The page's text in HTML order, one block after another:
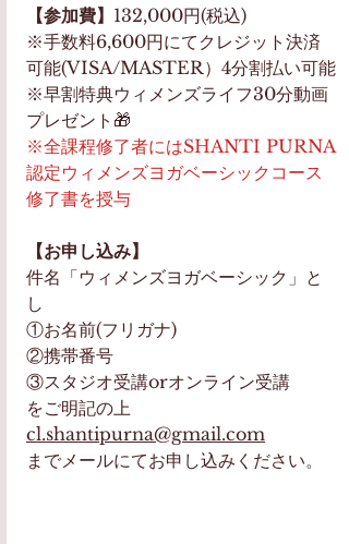
【参加費】 132,000円(税込)
※手数料6,600円にてクレジット決済
可能(VISA/MASTER）4分割払い可能
※早割特典ウィメンズライフ30分動画
プレゼント🎁
※全課程修了者にはSHANTI PURNA
認定ウィメンズヨガベーシックコース
修了書を授与
【お申し込み】
件名「ウィメンズヨガベーシック」と
し
①お名前(フリガナ)
②携帯番号
③スタジオ受講orオンライン受講
をご明記の上
cl.shantipurna@gmail.com
までメールにてお申し込みください。